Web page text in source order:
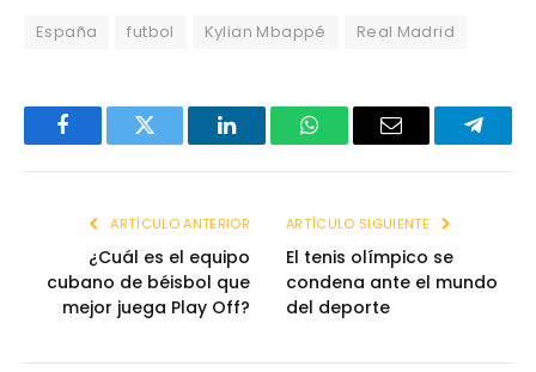
España futbol Kylian Mbappé Real Madrid
FacebookTwitter LinkedInWhatsAppEmail
ARTÍCULO ANTERIOR
¿Cuál es el equipo
cubano de béisbol que
mejor juega Play Off?
ARTÍCULO SIGUIENTE
El tenis olímpico se
condena ante el mundo
del deporte